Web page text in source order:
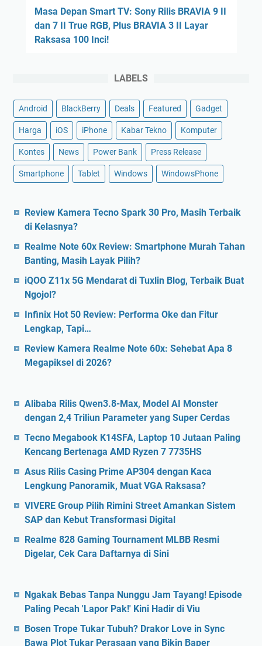
Masa Depan Smart TV: Sony Rilis BRAVIA 9 II
dan 7 II True RGB, Plus BRAVIA 3 II Layar
Raksasa 100 Inci!
LABELS
Android BlackBerry Deals Featured Gadget
Harga iOS iPhone Kabar Tekno Komputer
Kontes News Power Bank Press Release
Smartphone Tablet Windows WindowsPhone
Review Kamera Tecno Spark 30 Pro, Masih Terbaik
di Kelasnya?
Realme Note 60x Review: Smartphone Murah Tahan
Banting, Masih Layak Pilih?
iQOO Z11x 5G Mendarat di Tuxlin Blog, Terbaik Buat
Ngojol?
Infinix Hot 50 Review: Performa Oke dan Fitur
Lengkap, Tapi…
Review Kamera Realme Note 60x: Sehebat Apa 8
Megapiksel di 2026?
Alibaba Rilis Qwen3.8-Max, Model AI Monster
dengan 2,4 Triliun Parameter yang Super Cerdas
Tecno Megabook K14SFA, Laptop 10 Jutaan Paling
Kencang Bertenaga AMD Ryzen 7 7735HS
Asus Rilis Casing Prime AP304 dengan Kaca
Lengkung Panoramik, Muat VGA Raksasa?
VIVERE Group Pilih Rimini Street Amankan Sistem
SAP dan Kebut Transformasi Digital
Realme 828 Gaming Tournament MLBB Resmi
Digelar, Cek Cara Daftarnya di Sini
Ngakak Bebas Tanpa Nunggu Jam Tayang! Episode
Paling Pecah 'Lapor Pak!' Kini Hadir di Viu
Bosen Trope Tukar Tubuh? Drakor Love in Sync
Bawa Plot Tukar Perasaan yang Bikin Baper